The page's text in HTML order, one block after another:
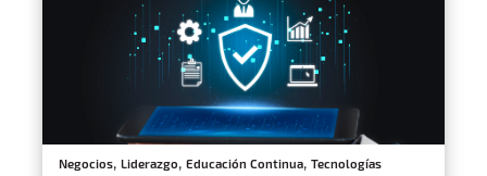
Negocios, Liderazgo, Educación Continua, Tecnologías